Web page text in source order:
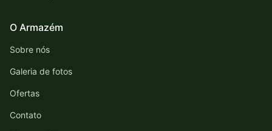
O Armazém
Sobre nós
Galeria de fotos
Ofertas
Contato